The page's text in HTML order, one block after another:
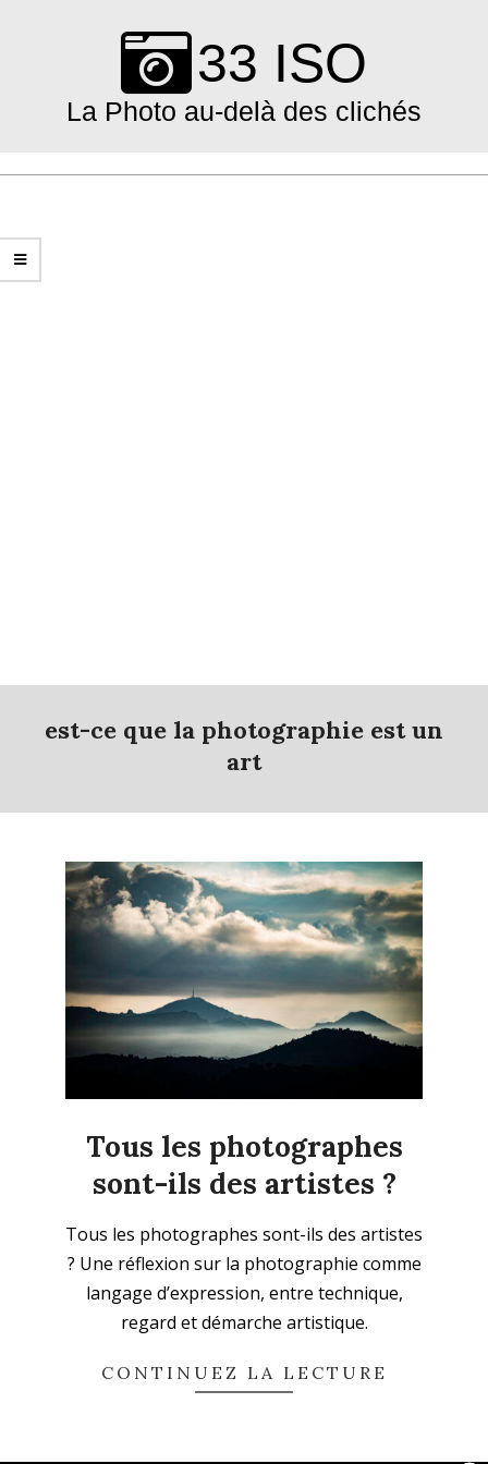
33 ISO
La Photo au-delà des clichés
Primary
Menu
est-ce que la photographie est un
art
Tous les photographes
sont-ils des artistes ?
12-
14
Tous les photographes sont-ils des artistes
? Une réflexion sur la photographie comme
langage d’expression, entre technique,
regard et démarche artistique.
CONTINUEZ LA LECTURE